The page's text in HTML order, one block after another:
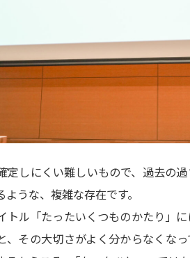
定しにくい難しいもので、過去の
うな、複雑な存在です。
トル「たったいくつものかたり」
、その大切さがよく分からなくな